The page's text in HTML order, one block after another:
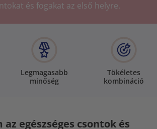
és fogakat az első helyre.
Legmagasabb
minőség
Tökéletes
kombináció
az egészséges csontok és